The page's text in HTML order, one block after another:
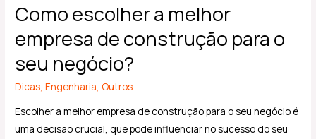
Como escolher a melhor
empresa de construção para o
seu negócio?
Dicas ,Engenharia Outros
Escolher a melhor empresa de construção para o seu negócio é
uma decisão crucial, que pode influenciar no sucesso do seu